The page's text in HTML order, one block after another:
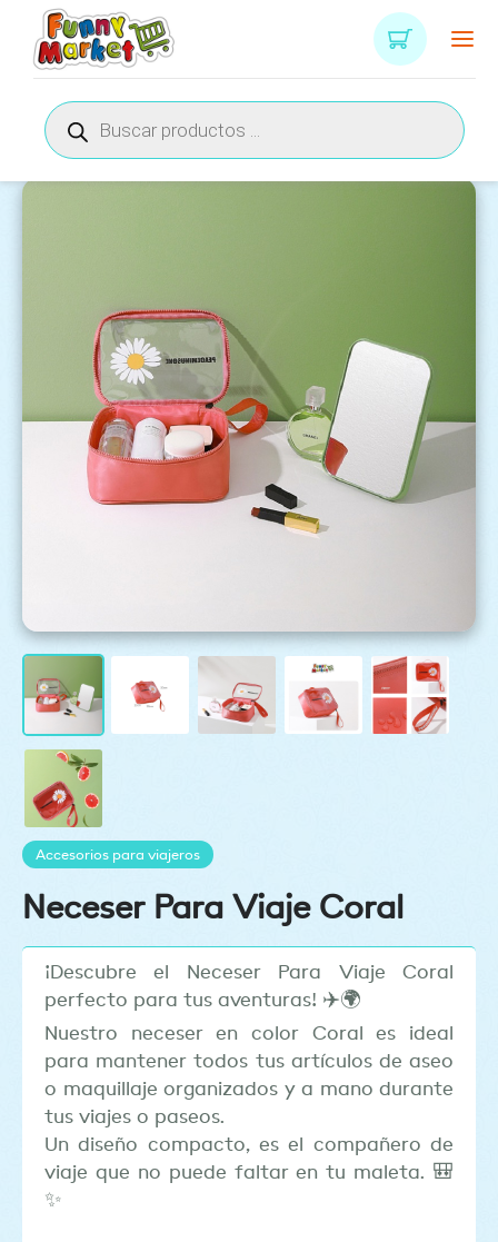
Búsqueda
de
productos
Accesorios para viajeros
Neceser Para Viaje Coral
¡Descubre el Neceser Para Viaje Coral
perfecto para tus aventuras! ✈️🌍
Nuestro neceser en color Coral es ideal
para mantener todos tus artículos de aseo
o maquillaje organizados y a mano durante
tus viajes o paseos.
Un diseño compacto, es el compañero de
viaje que no puede faltar en tu maleta. 🎒
✨